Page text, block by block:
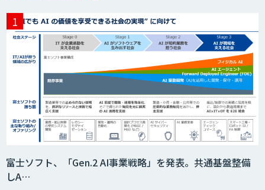
富士ソフト、「Gen.2 AI事業戦略」を発表。共通基盤整備
しA…